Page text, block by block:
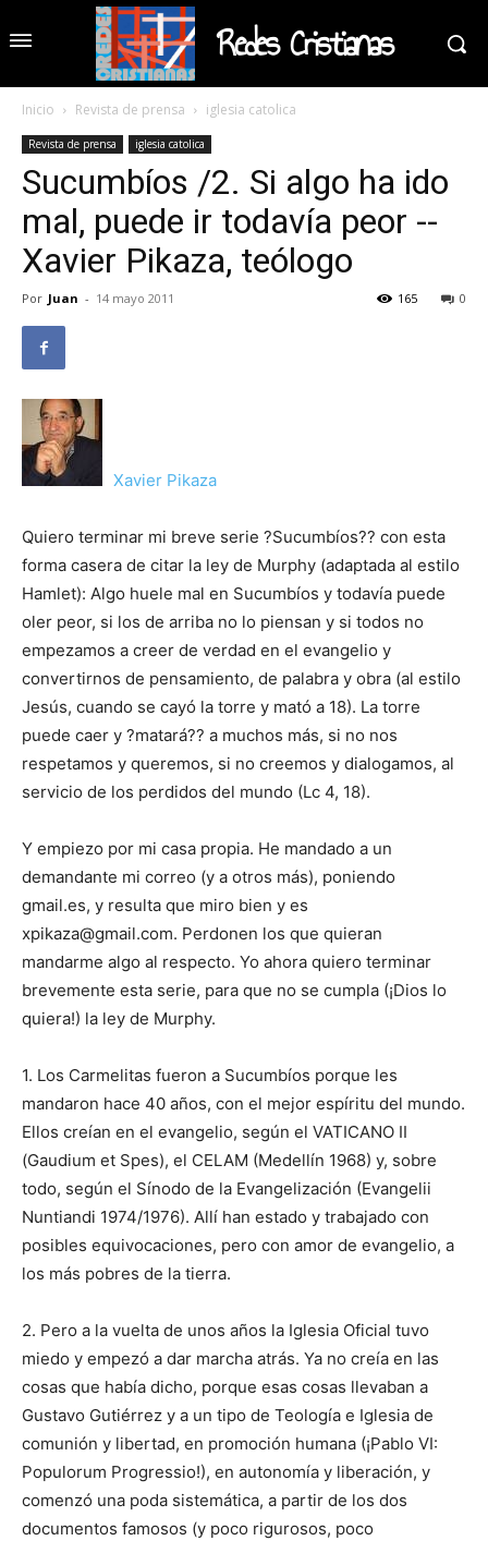
Redes Cristianas
Inicio Revista de prensa iglesia catolica
Revista de prensa iglesia catolica
Sucumbíos /2. Si algo ha ido
mal, puede ir todavía peor --
Xavier Pikaza, teólogo
Por Juan - 14 mayo 2011 0
165
Xavier Pikaza
Quiero terminar mi breve serie ?Sucumbíos?? con esta
forma casera de citar la ley de Murphy (adaptada al estilo
Hamlet): Algo huele mal en Sucumbíos y todavía puede
oler peor, si los de arriba no lo piensan y si todos no
empezamos a creer de verdad en el evangelio y
convertirnos de pensamiento, de palabra y obra (al estilo
Jesús, cuando se cayó la torre y mató a 18). La torre
puede caer y ?matará?? a muchos más, si no nos
respetamos y queremos, si no creemos y dialogamos, al
servicio de los perdidos del mundo (Lc 4, 18).
Y empiezo por mi casa propia. He mandado a un
demandante mi correo (y a otros más), poniendo
gmail.es, y resulta que miro bien y es
xpikaza@gmail.com. Perdonen los que quieran
mandarme algo al respecto. Yo ahora quiero terminar
brevemente esta serie, para que no se cumpla (¡Dios lo
quiera!) la ley de Murphy.
1. Los Carmelitas fueron a Sucumbíos porque les
mandaron hace 40 años, con el mejor espíritu del mundo.
Ellos creían en el evangelio, según el VATICANO II
(Gaudium et Spes), el CELAM (Medellín 1968) y, sobre
todo, según el Sínodo de la Evangelización (Evangelii
Nuntiandi 1974/1976). Allí han estado y trabajado con
posibles equivocaciones, pero con amor de evangelio, a
los más pobres de la tierra.
2. Pero a la vuelta de unos años la Iglesia Oficial tuvo
miedo y empezó a dar marcha atrás. Ya no creía en las
cosas que había dicho, porque esas cosas llevaban a
Gustavo Gutiérrez y a un tipo de Teología e Iglesia de
comunión y libertad, en promoción humana (¡Pablo VI:
Populorum Progressio!), en autonomía y liberación, y
comenzó una poda sistemática, a partir de los dos
documentos famosos (y poco rigurosos, poco